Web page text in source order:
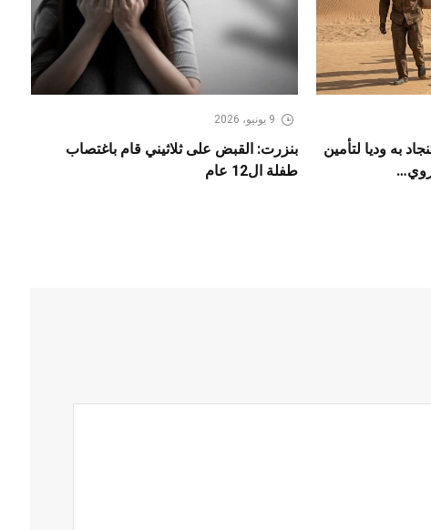
به وديا لتأمين
9 يونيو، 2026
بنزرت: القبض على ثلاثيني قام باغتصاب
طفلة ال12 عام